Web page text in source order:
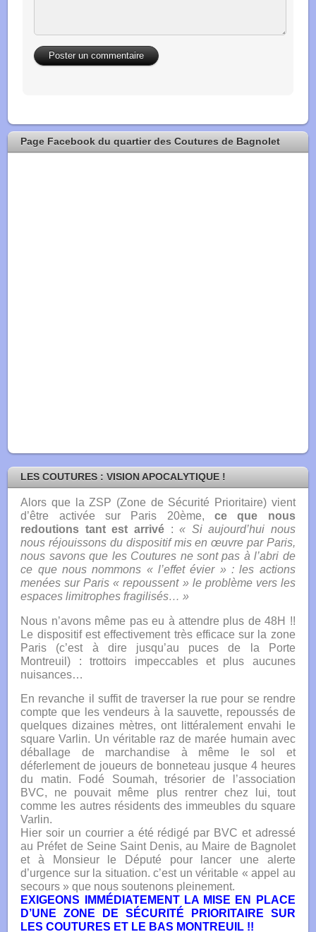
Page Facebook du quartier des Coutures de Bagnolet
LES COUTURES : VISION APOCALYTIQUE !
Alors que la ZSP (Zone de Sécurité Prioritaire) vient
d’être activée sur Paris 20ème,ce que nous
redoutions tant est arrivé:« Si aujourd’hui nous
nous réjouissons du dispositif mis en œuvre par Paris,
nous savons que les Coutures ne sont pas à l’abri de
ce que nous nommons « l’effet évier » : les actions
menées sur Paris « repoussent » le problème vers les
espaces limitrophes fragilisés… »
Nous n’avons même pas eu à attendre plus de 48H !!
Le dispositif est effectivement très efficace sur la zone
Paris (c’est à dire jusqu’au puces de la Porte
Montreuil) : trottoirs impeccables et plus aucunes
nuisances…
En revanche il suffit de traverser la rue pour se rendre
compte que les vendeurs à la sauvette, repoussés de
quelques dizaines mètres, ont littéralement envahi le
square Varlin. Un véritable raz de marée humain avec
déballage de marchandise à même le sol et
déferlement de joueurs de bonneteau jusque 4 heures
du matin. Fodé Soumah, trésorier de l’association
BVC, ne pouvait même plus rentrer chez lui, tout
comme les autres résidents des immeubles du square
Varlin.
Hier soir un courrier a été rédigé par BVC et adressé
au Préfet de Seine Saint Denis, au Maire de Bagnolet
et à Monsieur le Député pour lancer une alerte
d’urgence sur la situation. c’est un véritable « appel au
secours » que nous soutenons pleinement.
EXIGEONS IMMÉDIATEMENT LA MISE EN PLACE
D’UNE ZONE DE SÉCURITÉ PRIORITAIRE SUR
LES COUTURES ET LE BAS MONTREUIL !!